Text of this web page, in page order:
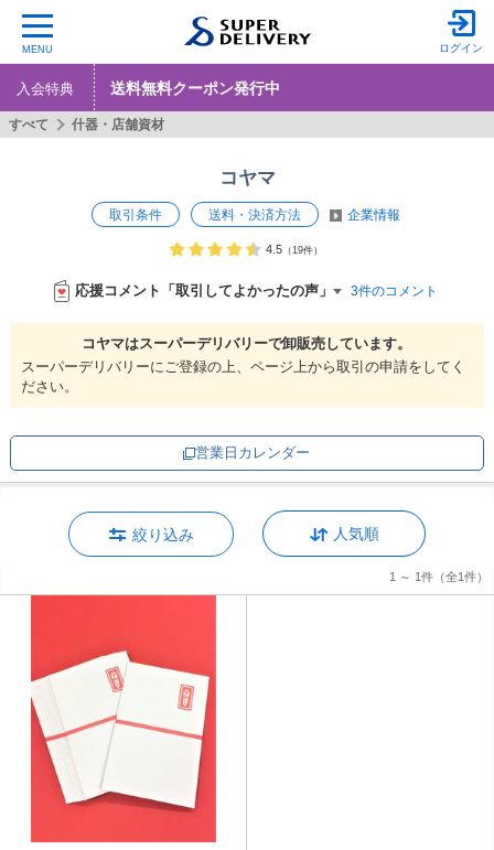
MENU ログイン
入会特典 送料無料クーポン発行中
コヤマ
取引条件 送料・決済方法 企業情報
4.5 （19件）
応援コメント「取引してよかったの声」 3件のコメント
コヤマはスーパーデリバリーで卸販売しています。
スーパーデリバリーにご登録の上、ページ上から取引の申請をしてく
ださい。
営業日カレンダー
すべて 什器・店舗資材
絞り込み 人気順
1 ～ 1件 （全1件）